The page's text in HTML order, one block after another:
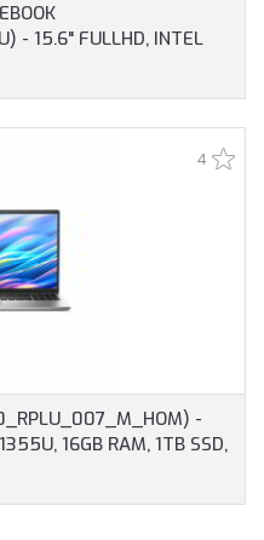
- 15.6" FULLHD, INTEL
SSD, MAGYAR
NÉLKÜL, 3 ÉV
4
-
16GB RAM, 1TB SSD,
11 HOME, 3 ÉV